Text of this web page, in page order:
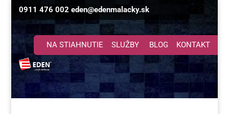
0911 476 002 eden@edenmalacky.sk
NA STIAHNUTIE SLUŽBY BLOG KONTAKT